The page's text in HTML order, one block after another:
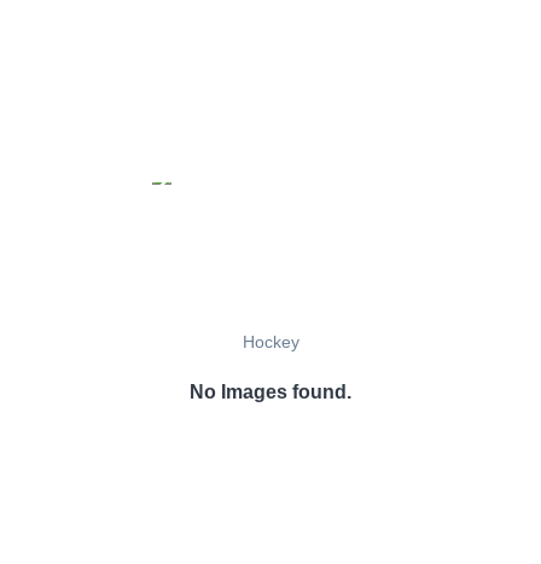
Hockey
No Images found.